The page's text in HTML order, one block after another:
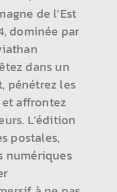
de l’Est
dominée par
dans un
pénétrez les
affrontez
L’édition
postales,
numériques